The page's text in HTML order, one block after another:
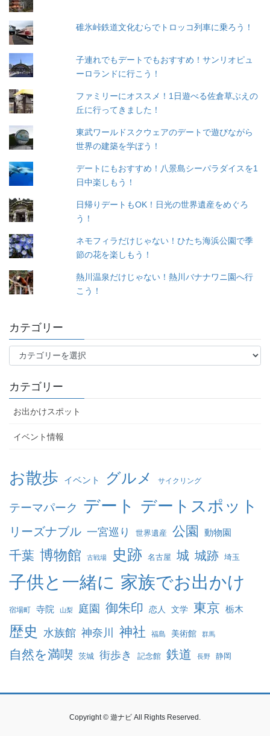
碓氷峠鉄道文化むらでトロッコ列車に乗ろう！
子連れでもデートでもおすすめ！サンリオピュ
ーロランドに行こう！
ファミリーにオススメ！1日遊べる佐倉草ぶえの
丘に行ってきました！
東武ワールドスクウェアのデートで遊びながら
世界の建築を学ぼう！
デートにもおすすめ！八景島シーパラダイスを1
日中楽しもう！
日帰りデートもOK！日光の世界遺産をめぐろ
う！
ネモフィラだけじゃない！ひたち海浜公園で季
節の花を楽しもう！
熱川温泉だけじゃない！熱川バナナワニ園へ行
こう！
カテゴリー
テ
リ
ー
カテゴリー
お出かけスポット
イベント情報
お散歩 イベント グルメ サイクリング
テーマパーク デート デートスポット
リーズナブル 一宮巡り 世界遺産 公園 動物園
千葉 博物館 古戦場 史跡 名古屋 城 城跡 埼玉
子供と一緒に 家族でお出かけ
宿場町 寺院 山梨 庭園 御朱印 恋人 文学 東京 栃木
歴史 水族館 神奈川 神社 福島 美術館 群馬
自然を満喫 茨城 街歩き 記念館 鉄道 長野 静岡
Copyright © 遊ナビ All Rights Reserved.